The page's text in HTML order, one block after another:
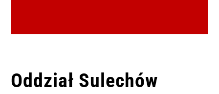
Oddział Sulechów